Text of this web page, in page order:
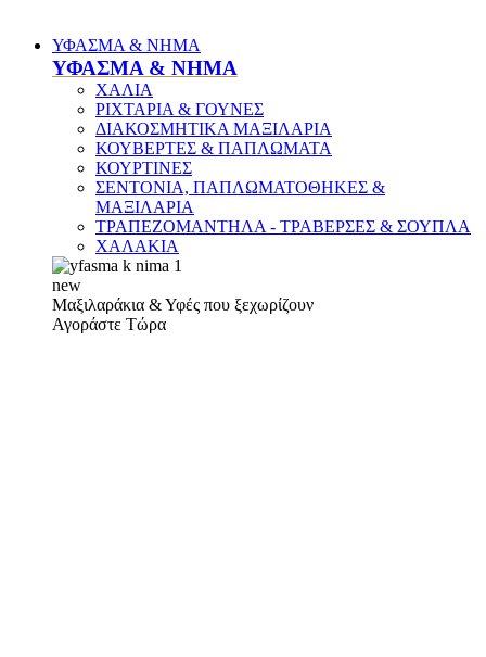
ΥΦΑΣΜΑ & ΝΗΜΑ
ΥΦΑΣΜΑ & ΝΗΜΑ
ΧΑΛΙΑ
ΡΙΧΤΑΡΙΑ & ΓΟΥΝΕΣ
ΔΙΑΚΟΣΜΗΤΙΚΑ ΜΑΞΙΛΑΡΙΑ
ΚΟΥΒΕΡΤΕΣ & ΠΑΠΛΩΜΑΤΑ
ΚΟΥΡΤΙΝΕΣ
ΣΕΝΤΟΝΙΑ, ΠΑΠΛΩΜΑΤΟΘΗΚΕΣ &
ΜΑΞΙΛΑΡΙΑ
ΤΡΑΠΕΖΟΜΑΝΤΗΛΑ - ΤΡΑΒΕΡΣΕΣ & ΣΟΥΠΛΑ
ΧΑΛΑΚΙΑ
new
Μαξιλαράκια & Υφές που ξεχωρίζουν
Αγοράστε Τώρα